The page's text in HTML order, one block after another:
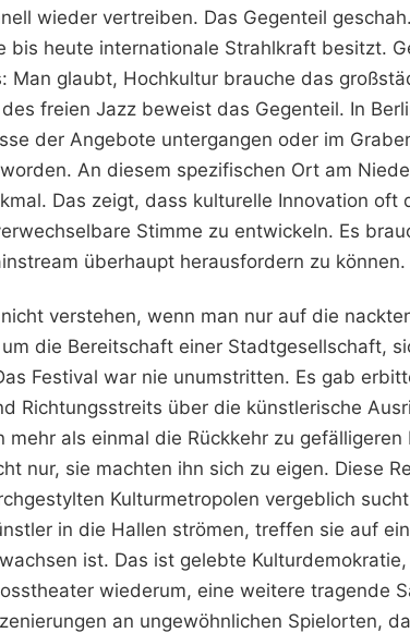
wieder vertreiben. Das Gegenteil
bis heute internationale Strahlkraft besitzt.
Man glaubt, Hochkultur brauche das
freien Jazz beweist das Gegenteil. In
der Angebote untergangen oder im
An diesem spezifischen Ort am
Das zeigt, dass kulturelle Innovation oft
Stimme zu entwickeln. Es
überhaupt herausfordern zu können.
verstehen, wenn man nur auf die
die Bereitschaft einer Stadtgesellschaft,
Festival war nie unumstritten. Es gab
Richtungsstreits über die künstlerische
als einmal die Rückkehr zu gefälligeren
nur, sie machten ihn sich zu eigen. Diese
Kulturmetropolen vergeblich
in die Hallen strömen, treffen sie auf
ist. Das ist gelebte
wiederum, eine weitere tragende
an ungewöhnlichen Spielorten,